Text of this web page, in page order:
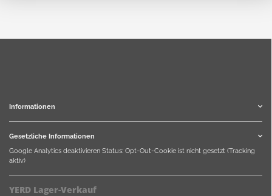
Informationen
Gesetzliche Informationen
Google Analytics deaktivieren Status: Opt-Out-Cookie ist nicht gesetzt (Tracking
aktiv)
YERD Lager-Verkauf